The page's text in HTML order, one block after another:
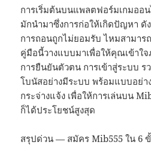
การเริ่มต้นบนแพลตฟอร์มเกมออ
มักนำมาซึ่งการก่อให้เกิดปัญหา ดัง
การถอนถูกไม่ยอมรับ ไหมสามาร
คู่มือนี้วางแบบมาเพื่อให้คุณเข้าใ
การยืนยันตัวตน การเข้าสู่ระบบ
โบนัสอย่างมีระบบ พร้อมแบบอย่า
กระจ่างแจ้ง เพื่อให้การเล่นบน
ก็ได้ประโยชน์สูงสุด
สรุปด่วน — สมัคร Mib555 ใน 6